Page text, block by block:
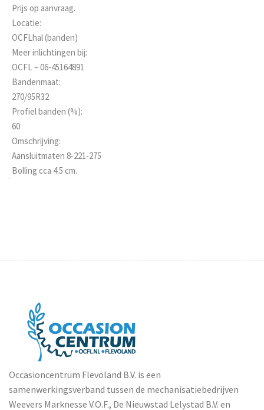
Prijs op aanvraag.
Locatie:
OCFLhal (banden)
Meer inlichtingen bij:
OCFL – 06-45164891
Bandenmaat:
270/95R32
Profiel banden (%):
60
Omschrijving:
Aansluitmaten 8-221-275
Bolling cca 4.5 cm.
Occasioncentrum Flevoland B.V. is een
samenwerkingsverband tussen de mechanisatiebedrijven
Weevers Marknesse V.O.F., De Nieuwstad Lelystad B.V. en